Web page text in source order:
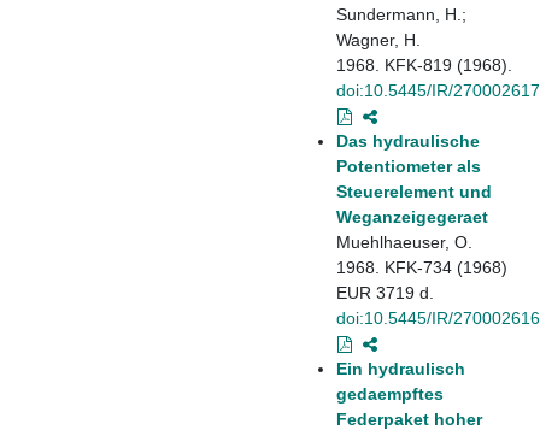
Sundermann, H.;
Wagner, H.
1968. KFK-819 (1968).
doi:10.5445/IR/270002617
Das hydraulische
Potentiometer als
Steuerelement und
Weganzeigegeraet
Muehlhaeuser, O.
1968. KFK-734 (1968)
EUR 3719 d.
doi:10.5445/IR/270002616
Ein hydraulisch
gedaempftes
Federpaket hoher